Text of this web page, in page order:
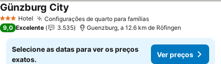
3 EstrelasHotel Configurações de quarto para famílias
Günzburg City
9,0 Excelente 3.535 Guenzburg, a 12.6 km de Röfingen
Selecione as datas para ver os preços
exatos.
Ver preços